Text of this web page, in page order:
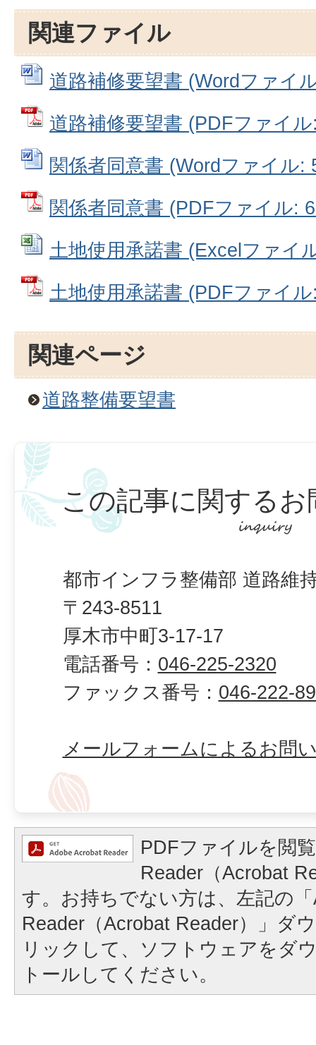
関連ファイル
道路補修要望書 (Wordファイ
道路補修要望書 (PDFファイ
関係者同意書 (Wordファイル:
関係者同意書 (PDFファイル:
土地使用承諾書 (Excelファイ
土地使用承諾書 (PDFファイ
関連ページ
道路整備要望書
この記事に関するお
都市インフラ整備部 道路維
〒243-8511
厚木市中町3-17-17
電話番号： 046-225-2320
ファックス番号： 046-222-
メールフォームによるお問
PDFファイルを閲
Reader（Acrobat
す。お持ちでない方は、左記の
Reader（Acrobat Reader）」ダ
リックして、ソフトウェアをダ
トールしてください。